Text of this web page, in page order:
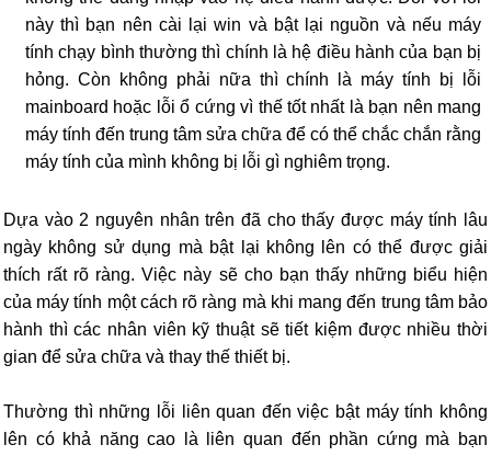
này thì bạn nên cài lại win và bật lại nguồn và nếu máy
tính chạy bình thường thì chính là hệ điều hành của bạn bị
hỏng. Còn không phải nữa thì chính là máy tính bị lỗi
mainboard hoặc lỗi ổ cứng vì thế tốt nhất là bạn nên mang
máy tính đến trung tâm sửa chữa để có thể chắc chắn rằng
máy tính của mình không bị lỗi gì nghiêm trọng.
Dựa vào 2 nguyên nhân trên đã cho thấy được máy tính lâu
ngày không sử dụng mà bật lại không lên có thể được giải
thích rất rõ ràng. Việc này sẽ cho bạn thấy những biểu hiện
của máy tính một cách rõ ràng mà khi mang đến trung tâm bảo
hành thì các nhân viên kỹ thuật sẽ tiết kiệm được nhiều thời
gian để sửa chữa và thay thế thiết bị.
Thường thì những lỗi liên quan đến việc bật máy tính không
lên có khả năng cao là liên quan đến phần cứng mà bạn